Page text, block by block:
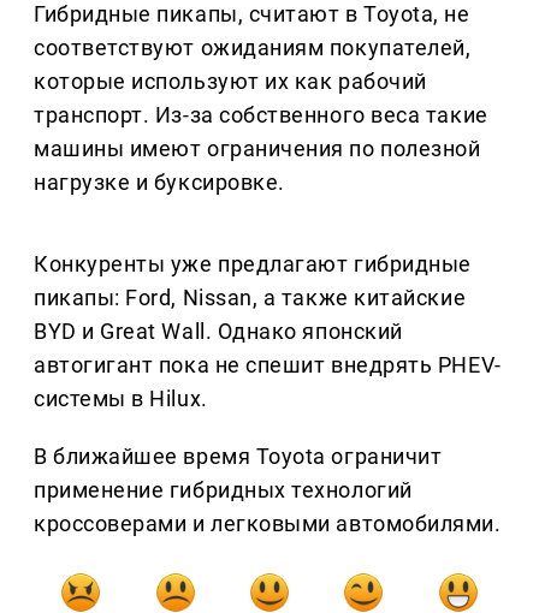
Гибридные пикапы, считают в Toyota, не
соответствуют ожиданиям покупателей,
которые используют их как рабочий
транспорт. Из-за собственного веса такие
машины имеют ограничения по полезной
нагрузке и буксировке.
Конкуренты уже предлагают гибридные
пикапы: Ford, Nissan, а также китайские
BYD и Great Wall. Однако японский
автогигант пока не спешит внедрять PHEV-
системы в Hilux.
В ближайшее время Toyota ограничит
применение гибридных технологий
кроссоверами и легковыми автомобилями.